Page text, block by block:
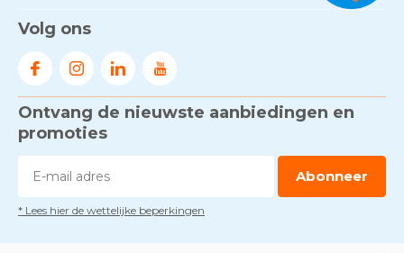
Volg ons
Ontvang de nieuwste aanbiedingen en
promoties
Abonneer
* Lees hier de wettelijke beperkingen